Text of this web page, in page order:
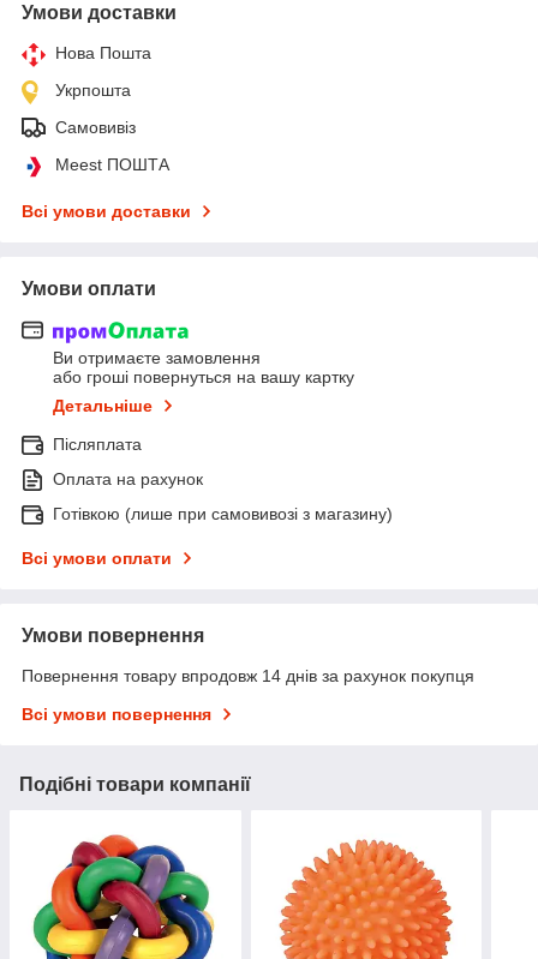
Умови доставки
Нова Пошта
Укрпошта
Самовивіз
Meest ПОШТА
Всі умови доставки
Умови оплати
Ви отримаєте замовлення
або гроші повернуться на вашу картку
Детальніше
Післяплата
Оплата на рахунок
Готівкою (лише при самовивозі з магазину)
Всі умови оплати
Умови повернення
Повернення товару впродовж 14 днів за рахунок покупця
Всі умови повернення
Подібні товари компанії